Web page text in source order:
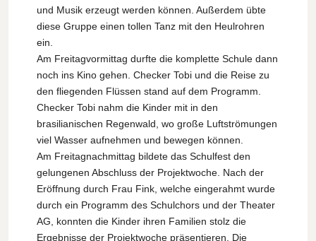
und Musik erzeugt werden können. Außerdem übte
diese Gruppe einen tollen Tanz mit den Heulrohren
ein.
Am Freitagvormittag durfte die komplette Schule dann
noch ins Kino gehen. Checker Tobi und die Reise zu
den fliegenden Flüssen stand auf dem Programm.
Checker Tobi nahm die Kinder mit in den
brasilianischen Regenwald, wo große Luftströmungen
viel Wasser aufnehmen und bewegen können.
Am Freitagnachmittag bildete das Schulfest den
gelungenen Abschluss der Projektwoche. Nach der
Eröffnung durch Frau Fink, welche eingerahmt wurde
durch ein Programm des Schulchors und der Theater
AG, konnten die Kinder ihren Familien stolz die
Ergebnisse der Projektwoche präsentieren. Die